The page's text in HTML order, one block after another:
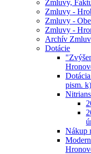
Zmluvy,
Zmluvy -
Zmluvy -
Zmluvy -
Archív
Dotácie
pism. k)
Nákup